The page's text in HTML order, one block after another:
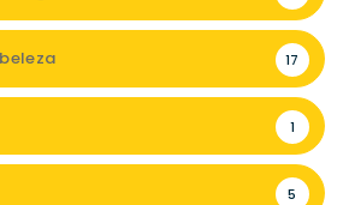
17
1
5